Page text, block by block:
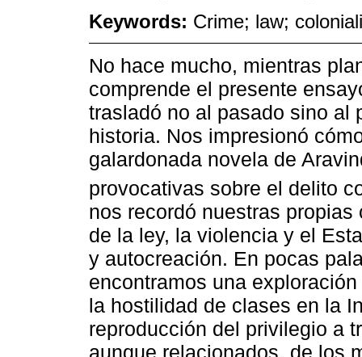
Keywords: Crime; law;
No hace mucho, mientras
comprende el presente
trasladó no al pasado sino al
historia. Nos impresionó
galardonada novela de
provocativas sobre el delito
nos recordó nuestras
de la ley, la violencia y el
y autocreación. En pocas
encontramos una
la hostilidad de clases en la
reproducción del privilegio a